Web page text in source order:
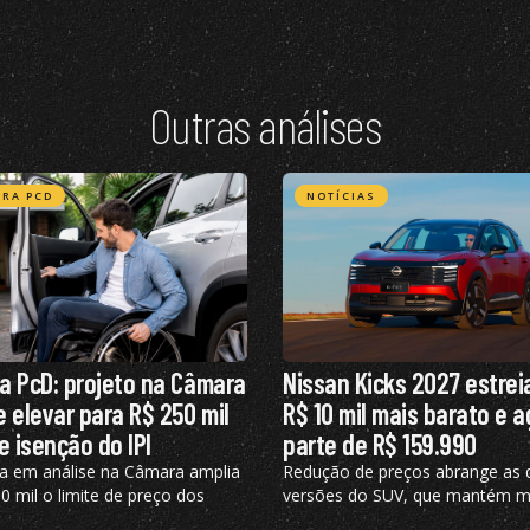
Outras análises
PCD
PcD: projeto na Câmara
elevar para R$ 250 mil
isenção do IPI
em análise na Câmara amplia
mil o limite de preço dos
ao benefício, hoje
NOTÍCIAS
Nissan Kicks 2027
R$ 10 mil mais barato e
parte de R$ 159.990
Redução de preços abrange as
versões do SUV, que mantém
turbo de 125 cv e câmbio de